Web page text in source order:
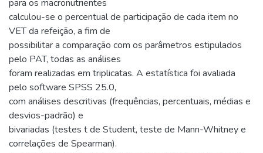
para os macronutrientes
calculou-se o percentual de participação de cada item no
VET da refeição, a fim de
possibilitar a comparação com os parâmetros estipulados
pelo PAT, todas as análises
foram realizadas em triplicatas. A estatística foi avaliada
pelo software SPSS 25.0,
com análises descritivas (frequências, percentuais, médias e
desvios-padrão) e
bivariadas (testes t de Student, teste de Mann-Whitney e
correlações de Spearman).